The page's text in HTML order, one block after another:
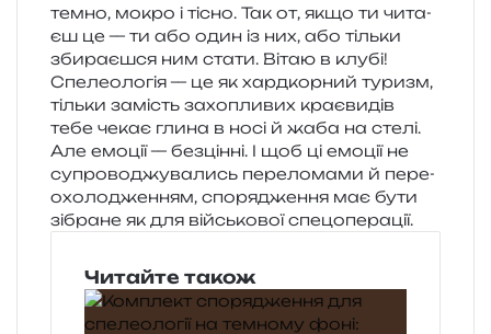
темно, мокро і тісно. Так от, якщо ти чита­
єш це — ти або один із них, або тіль­ки
зби­ра­є­шся ним стати. Вітаю в клубі!
Спелеологія — це як хард­кор­ний туризм,
тіль­ки замість захо­пли­вих кра­є­ви­дів
тебе чекає глина в носі й жаба на стелі.
Але емо­ції — без­цін­ні. І щоб ці емо­ції не
супро­во­джу­ва­лись пере­ло­ма­ми й пере­
охо­ло­дже­н­ням, спо­ря­дже­н­ня має бути
зібра­не як для вій­сько­вої спецоперації.
Читайте також